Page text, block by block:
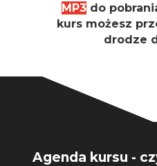
MP3 do
kurs możesz
drodze
Agenda kursu -